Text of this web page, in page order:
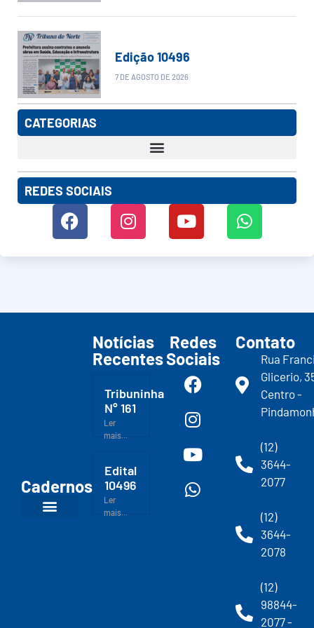
Edição 10496
7 DE AGOSTO DE 2026
CATEGORIAS
REDES SOCIAIS
Cadernos
Notícias
Recentes
Tribuninha
N° 161
Ler
mais...
Edital
10496
Ler
mais...
Redes
Sociais
Contato
Rua
Glicerio,
Centro -
(12)
3644-
2077
(12)
3644-
2078
(12)
98844-
2077 -